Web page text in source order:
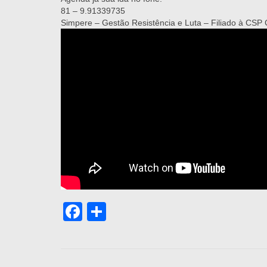
81 – 9.91339735
Simpere – Gestão Resistência e Luta – Filiado à CSP
Facebook